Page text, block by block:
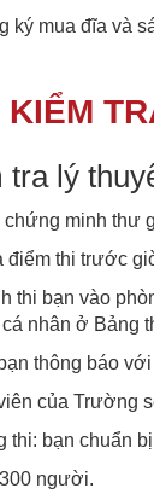
ký mua đĩa và
lý
minh thư
điểm thi trước
thi bạn vào
nhân ở Bảng
thông báo
của Trường
thi: bạn chuẩn
người.